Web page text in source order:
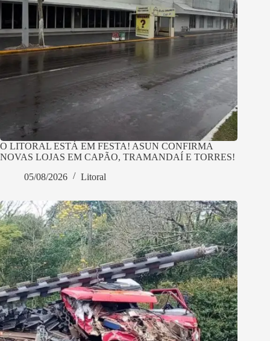
O LITORAL ESTÁ EM FESTA! ASUN CONFIRMA
NOVAS LOJAS EM CAPÃO, TRAMANDAÍ E TORRES!
05/08/2026
Litoral